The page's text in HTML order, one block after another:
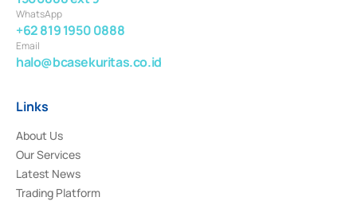
WhatsApp
+62 819 1950 0888
Email
halo@bcasekuritas.co.id
Links
About Us
Our Services
Latest News
Trading Platform